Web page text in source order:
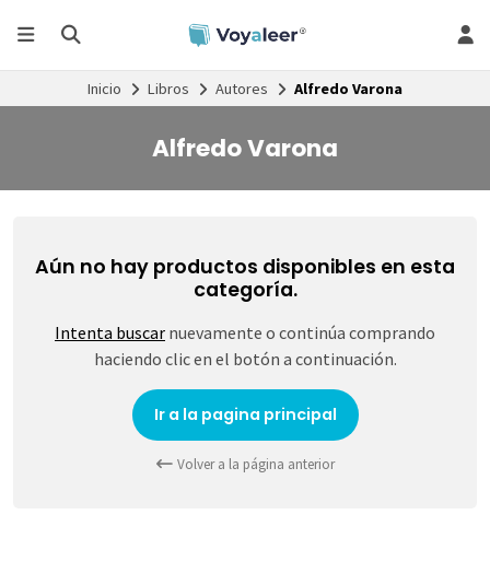
Inicio Libros Autores Alfredo Varona
Alfredo Varona
Aún no hay productos disponibles en esta
categoría.
Intenta buscar nuevamente o continúa comprando
haciendo clic en el botón a continuación.
Ir a la pagina principal
Volver a la página anterior